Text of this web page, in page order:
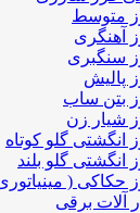
متوسط
آهنگری
سنگبری
پالیش
بتن ساب
شیار زن
انگشتی گلو کوتاه
انگشتی گلو بلند
حکاکی (
آلات برقی